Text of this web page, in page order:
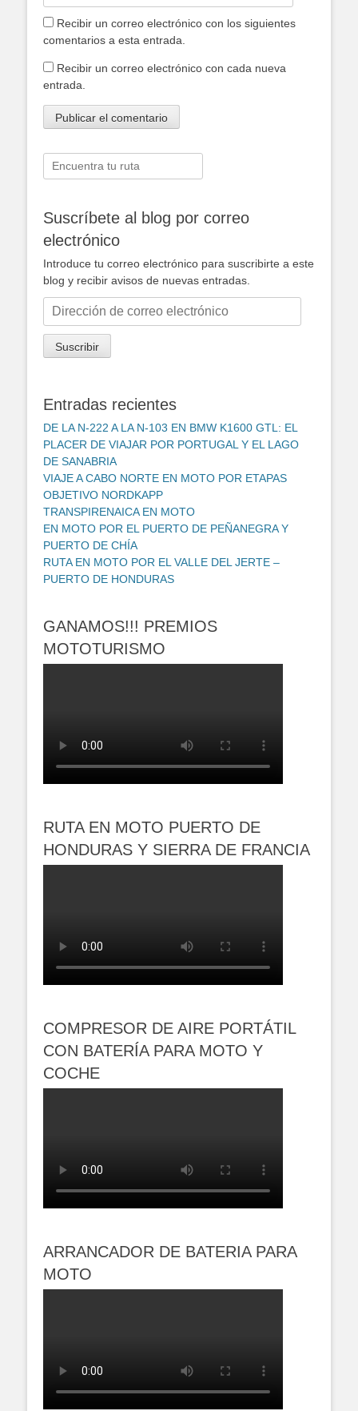
Recibir un correo electrónico con los siguientes
comentarios a esta entrada.
Recibir un correo electrónico con cada nueva
entrada.
Buscar:
Suscríbete al blog por correo
electrónico
Introduce tu correo electrónico para suscribirte a este
blog y recibir avisos de nuevas entradas.
Dirección
correo
electrónico
Suscribir
Entradas recientes
DE LA N-222 A LA N-103 EN BMW K1600 GTL: EL
PLACER DE VIAJAR POR PORTUGAL Y EL LAGO
DE SANABRIA
VIAJE A CABO NORTE EN MOTO POR ETAPAS
OBJETIVO NORDKAPP
TRANSPIRENAICA EN MOTO
EN MOTO POR EL PUERTO DE PEÑANEGRA Y
PUERTO DE CHÍA
RUTA EN MOTO POR EL VALLE DEL JERTE –
PUERTO DE HONDURAS
GANAMOS!!! PREMIOS
MOTOTURISMO
RUTA EN MOTO PUERTO DE
HONDURAS Y SIERRA DE FRANCIA
COMPRESOR DE AIRE PORTÁTIL
CON BATERÍA PARA MOTO Y
COCHE
ARRANCADOR DE BATERIA PARA
MOTO